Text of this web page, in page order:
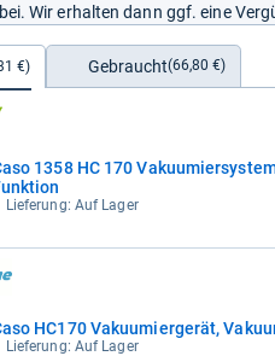
Wir erhalten dann ggf. eine
€) Gebraucht(66,80 €)
1358 HC 170
Lieferung: Auf Lager
HC170 Vakuumiergerät,
Lieferung: Auf Lager